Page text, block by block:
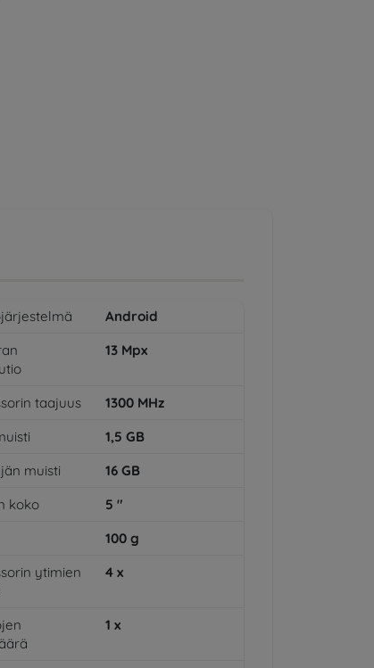
Android
13 Mpx
taajuus 1300 MHz
1,5 GB
muisti
16 GB
koko
5 "
100 g
ytimien
4 x
1 x